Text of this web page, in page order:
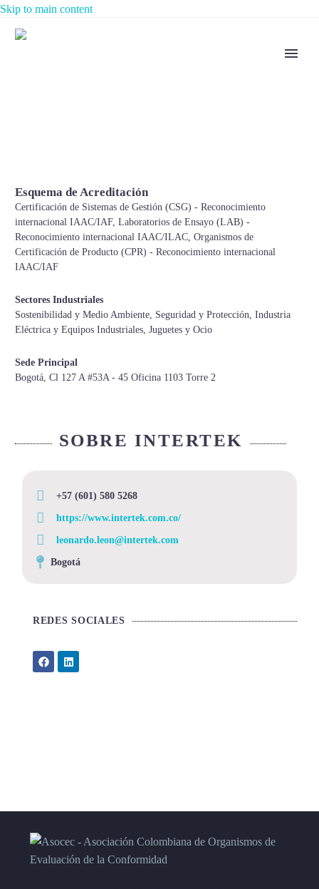
Skip to main content
Esquema de Acreditación
Certificación de Sistemas de Gestión (CSG) - Reconocimiento
internacional IAAC/IAF, Laboratorios de Ensayo (LAB) -
Reconocimiento internacional IAAC/ILAC, Organismos de
Certificación de Producto (CPR) - Reconocimiento internacional
IAAC/IAF
Sectores Industriales
Sostenibilidad y Medio Ambiente, Seguridad y Protección, Industria
Eléctrica y Equipos Industriales, Juguetes y Ocio
Sede Principal
Bogotá, Cl 127 A #53A - 45 Oficina 1103 Torre 2
SOBRE INTERTEK
+57 (601) 580 5268
https://www.intertek.com.co/
leonardo.leon@intertek.com
Bogotá
REDES SOCIALES